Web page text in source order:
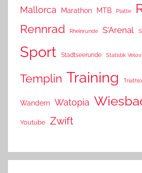
Mallorca Marathon MTB Platte
Rennrad Rheinrunde S'Arenal
Sport Stadtseerunde Statistik
Templin Training
Wandern Watopia
Youtube Zwift